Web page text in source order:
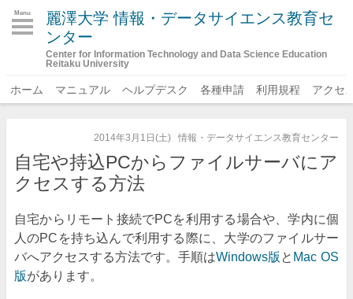
Menu
麗澤大学 情報・データサイエンス教育セ
ンター
Center for Information Technology and Data Science Education
Reitaku University
ホーム マニュアル ヘルプデスク 各種申請 利用規程 アクセ
2014年3月1日(土) 情報・データサイエンス教育センター
自宅や持込PCからファイルサーバにア
クセスする方法
自宅からリモート接続でPCを利用する場合や、学内に個
人のPCを持ち込んで利用する際に、大学のファイルサー
バへアクセスする方法です。手順はWindows版とMac OS
版があります。